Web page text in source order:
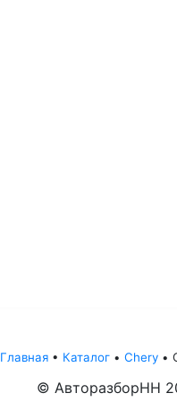
Главная • Каталог • Chery •
© АвторазборНН